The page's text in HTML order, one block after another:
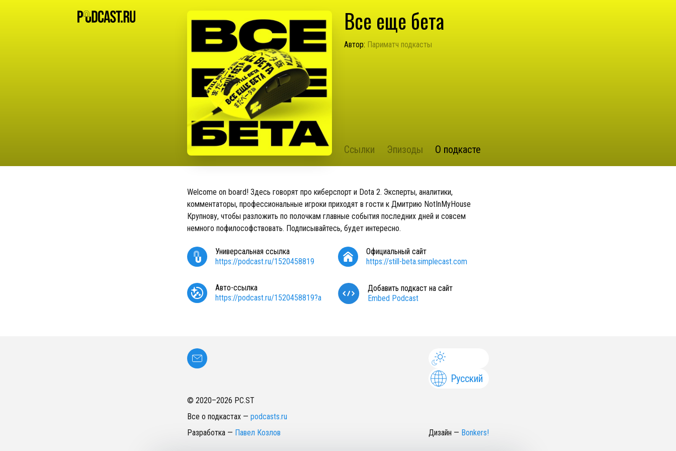
Все еще бета
Автор: Париматч подкасты
Ссылки Эпизоды О подкасте
Welcome on board! Здесь говорят про киберспорт и Dota 2. Эксперты, аналитики,
комментаторы, профессиональные игроки приходят в гости к Дмитрию NotInMyHouse
Крупнову, чтобы разложить по полочкам главные события последних дней и совсем
немного пофилософствовать. Подписывайтесь, будет интересно.
Универсальная ссылка
https://podcast.ru/1520458819
Официальный сайт
https://still-beta.simplecast.com
Авто-ссылка
https://podcast.ru/1520458819?a
Добавить подкаст на сайт
Embed Podcast
Русский
© 2020–2026 PC.ST
Все о подкастах — podcasts.ru
Разработка — Павел Козлов Дизайн — Bonkers!